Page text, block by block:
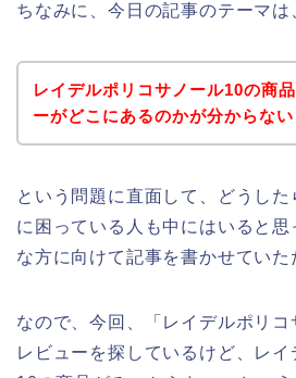
ちなみに、今日の記事のテーマは
レイデルポリコサノール10の商
ーがどこにあるのかが分からない
という問題に直面して、どうし
に困っている人も中にはいると思
な方に向けて記事を書かせていた
なので、今回、「レイデルポリ
レビューを探しているけど、レ